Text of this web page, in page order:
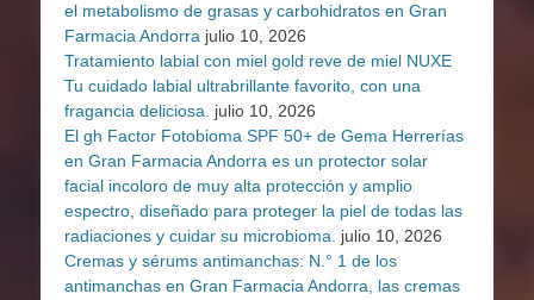
el metabolismo de grasas y carbohidratos en Gran
Farmacia Andorra julio 10, 2026
Tratamiento labial con miel gold reve de miel NUXE
Tu cuidado labial ultrabrillante favorito, con una
fragancia deliciosa.
julio 10, 2026
El gh Factor Fotobioma SPF 50+ de Gema Herrerías
en Gran Farmacia Andorra es un protector solar
facial incoloro de muy alta protección y amplio
espectro, diseñado para proteger la piel de todas las
radiaciones y cuidar su microbioma.
julio 10, 2026
Cremas y sérums antimanchas: N.° 1 de los
antimanchas en Gran Farmacia Andorra, las cremas